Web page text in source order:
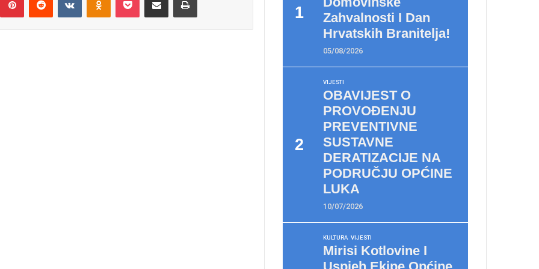
Zahvalnosti I Dan
Hrvatskih Branitelja!
05/08/2026
VIJESTI
OBAVIJEST O
PROVOĐENJU
PREVENTIVNE
SUSTAVNE
DERATIZACIJE NA
PODRUČJU OPĆINE
LUKA
10/07/2026
KULTURA VIJESTI
Mirisi Kotlovine I
Uspjeh Ekipe Općine